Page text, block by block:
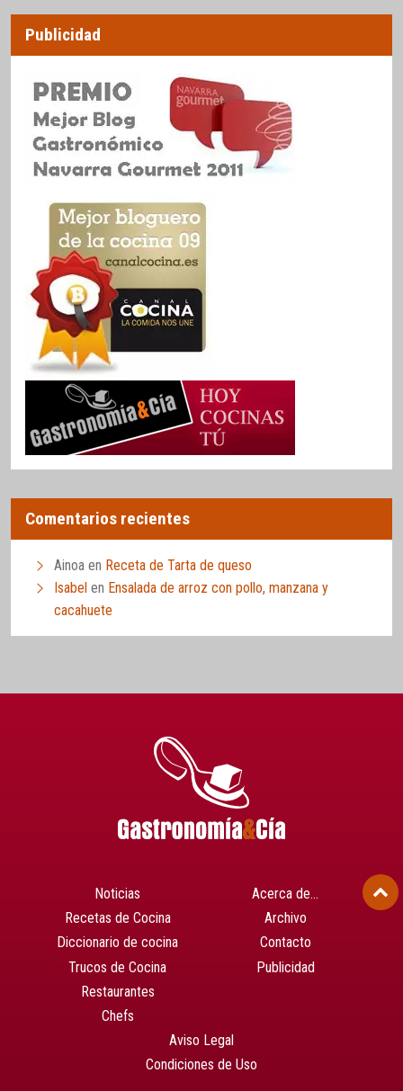
Publicidad
Comentarios recientes
Ainoa en Receta de Tarta de queso
Isabel en Ensalada de arroz con pollo, manzana y
cacahuete
Noticias
Recetas de Cocina
Diccionario de cocina
Trucos de Cocina
Restaurantes
Chefs
Acerca de…
Archivo
Contacto
Publicidad
Aviso Legal
Condiciones de Uso